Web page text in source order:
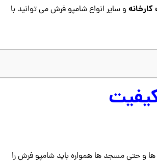
و سایر انواع شامپو فرش می توانید با
و حتی مسجد ها همواره باید شامپو فرش را